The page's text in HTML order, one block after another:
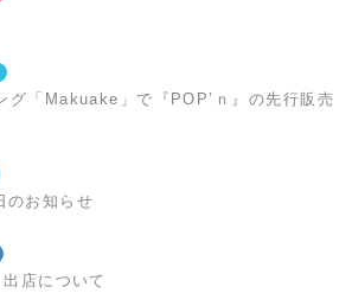
グ「Makuake」で『POP’ｎ』の先行販売
のお知らせ
店について